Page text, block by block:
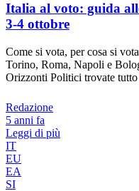
Italia al voto: guida
3-4 ottobre
Come si vota, per cosa si
Torino, Roma, Napoli e
Orizzonti Politici trovate
Redazione
5 anni fa
Leggi di più
IT
EU
EA
SI